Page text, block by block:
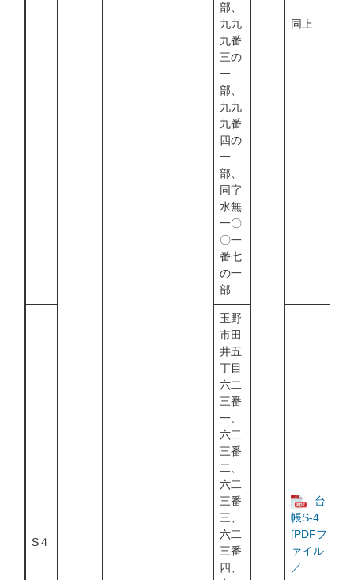
部、
九九
九番
三の
一
部、
九九
九番
四の
一
部、
同字
水無
一〇
〇一
番七
の一
部
同上
S４
玉野
市田
井五
丁目
六二
三番
一、
六二
三番
二、
六二
三番
三、
六二
三番
四、
台
帳S-4
[PDFフ
ァイル
／